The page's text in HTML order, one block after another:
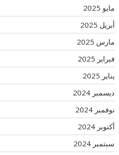
مايو 2025
أبريل 2025
مارس 2025
فبراير 2025
يناير 2025
ديسمبر 2024
نوفمبر 2024
أكتوبر 2024
سبتمبر 2024